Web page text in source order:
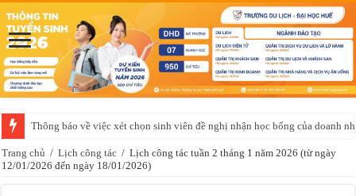
Thông báo về việc xét chọn sinh viên đề nghị nhận học bổng của doanh
Trang chủ / Lịch công tác / Lịch công tác tuần 2 tháng 1 năm 2026 (từ ngày
12/01/2026 đến ngày 18/01/2026)